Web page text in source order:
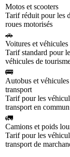
Motos et scooters
Tarif réduit pour les
roues motorisés
🚗
Voitures et véhicules
Tarif standard pour
véhicules de
🚌
Autobus et
transport
Tarif pour les
transport en commun
🚛
Camions et poids
Tarif pour les
transport de